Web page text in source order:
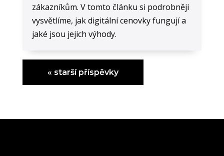
zákazníkům. V tomto článku si podrobněji
vysvětlíme, jak digitální cenovky fungují a
jaké jsou jejich výhody.
« starší příspěvky